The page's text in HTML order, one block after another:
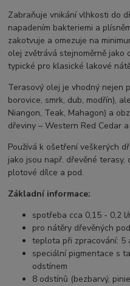
Zabraňuje vnikání vlhkosti do
napadením bakteriemi a
zakotvuje a omezuje na
olej zvětrává stejnoměrně
typické pro klasické lakové
Terasový olej je vhodný nejen
borovice, smrk, dub, modřín),
Niangon, Teak, Mahagon) a
dřeviny – Western Red Cedar
Používá k ošetření veškerých
jako jsou např. dřevěné terasy,
plotové dílce a pod.
Základní informace:
spotřeba cca 0,15 - 0,2 l/
pro nátěry dřevěných
teplota při zpracování: 5
speciální pigmentace s
odstínem
8 odstínů (bezbarvý,